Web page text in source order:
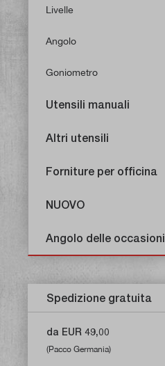
Livelle
Angolo
Goniometro
Utensili manuali
Altri utensili
Forniture per officina
NUOVO
Angolo delle occasioni
Spedizione gratuita
da EUR 49,00
(Pacco Germania)